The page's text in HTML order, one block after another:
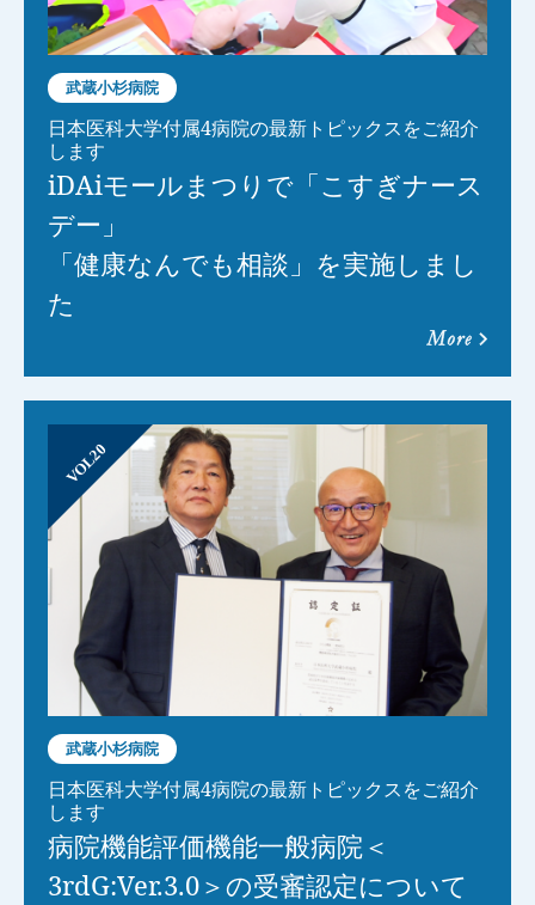
武蔵小杉病院
日本医科大学付属4病院の最新トピックスをご紹介
します
iDAiモールまつりで「こすぎナース
デー」
「健康なんでも相談」を実施しまし
た
VOL20
武蔵小杉病院
日本医科大学付属4病院の最新トピックスをご紹介
します
病院機能評価機能一般病院＜
3rdG:Ver.3.0＞の受審認定について